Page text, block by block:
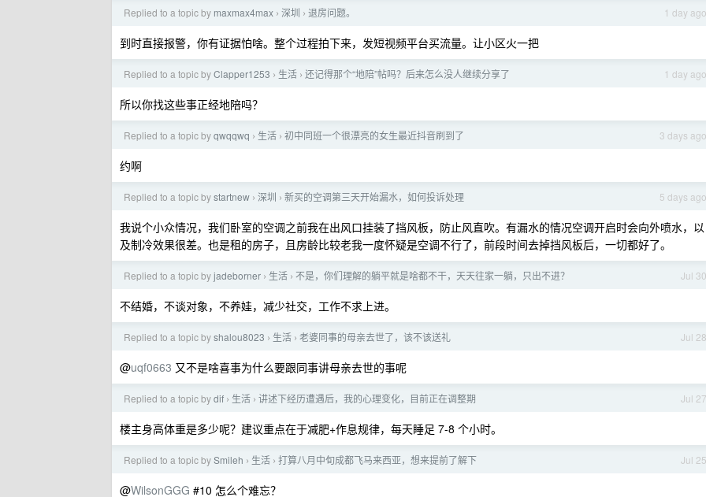
1 day ago
Replied to a topic by maxmax4max › 深圳 › 退房问题。
到时直接报警，你有证据怕啥。整个过程拍下来，发短视频平台买流量。让小区火一把
1 day ago
Replied to a topic byClapper1253 › 生活 › 还记得那个“地陪”帖吗？后来怎么没人继续分享了
所以你找这些事正经地陪吗？
3 days ago
Replied to a topic byqwqqwq › 生活 › 初中同班一个很漂亮的女生最近抖音刷到了
约啊
5 days ago
Replied to a topic bystartnew › 深圳 › 新买的空调第三天开始漏水，如何投诉处理
我说个小众情况，我们卧室的空调之前我在出风口挂装了挡风板，防止风直吹。有漏水的情况空调开启时会向外喷水，以
及制冷效果很差。也是租的房子，且房龄比较老我一度怀疑是空调不行了，前段时间去掉挡风板后，一切都好了。
Jul 30
Replied to a topic byjadeborner › 生活 › 不是，你们理解的躺平就是啥都不干，天天往家一躺，只出不进？
不结婚，不谈对象，不养娃，减少社交，工作不求上进。
Jul 28
Replied to a topic byshalou8023 › 生活 › 老婆同事的母亲去世了，该不该送礼
@uqf0663 又不是啥喜事为什么要跟同事讲母亲去世的事呢
Jul 27
Replied to a topic bydif › 生活 › 讲述下经历遭遇后，我的心理变化，目前正在调整期
楼主身高体重是多少呢？建议重点在于减肥+作息规律，每天睡足 7-8 个小时。
Jul 25
Replied to a topic bySmileh › 生活 › 打算八月中旬成都飞马来西亚，想来提前了解下
@WilsonGGG #10 怎么个难忘？